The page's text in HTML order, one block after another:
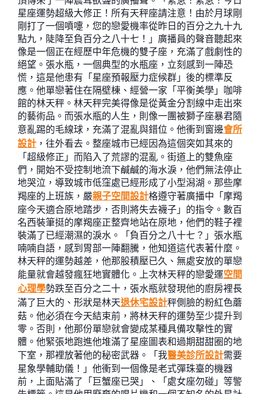
星座運勢超級大修正！所有天秤座請注意！由於月球剛
剛打了一個噴嚏，您的戀愛機率從昨日的百分之九十九
點九，陡降至負百分之八十七！」廣播員的聲音聽起來
像是一個正在經歷中年危機的雙子座，充滿了戲劇性的
絕望。張水瓶，一個典型的水瓶座，立刻感到一陣恐
慌，這是他患有「星座預報壓力症候群」後的標準反
應。他單戀著住在隔壁棟、經營一家「平衡美學」咖啡
館的林天秤。林天秤完美得像是從黃金分割線中走出來
的藝術品。而張水瓶的人生，則像一團被獅子座暴君隨
意亂踢的毛線球，充滿了混亂與錯位。他衝到窗邊會所
設計 ，往外看去。整座城市已經因為這個突如其來的
「超級修正」而陷入了荒謬的混亂。街道上的雙魚座
們，開始不受控制地流下鹹鹹的海水淚，他們無法停止
地哭泣，導致城市低窪處已經形成了小型潟湖。那些摩
羯座的上班族，嚴親子空間設計格遵守著廣播中「摩羯
座今天適合原地踏步，否則將失去襪子」的指令。數百
名西裝筆挺的摩羯座正整齊地站在原地，他們的鞋子裡
裝滿了已經潮濕的淚水。「負百分之八十七？」張水瓶
喃喃自語，感到胃部一陣翻騰，他知道這代表著什麼。
林天秤的運勢越差，他那股積壓已久、無處安放的單戀
能量就會越發瘋狂地實體化。上次林天秤的戀愛運空間
心理學勢跌至百分之二十，張水瓶就發現他的廚房裡長
滿了巨大的、形狀是林天退休宅設計秤側臉的粉紅色蘑
菇。他必須在今天結束前，將林天秤的運勢至少提升到
零。否則，他那份單戀就會變成某種具備攻擊性的實
體。他緊張地跑進他堆滿了星座圖表和過期甜甜圈的地
下室，那裡放著他的秘密武器。「我醫美診所設計需要
星象學輔助儀！」他衝到一個像是老式彈珠臺的機器
前，上面貼滿了「巨蟹座已哭」、「處女座勿碰」等警